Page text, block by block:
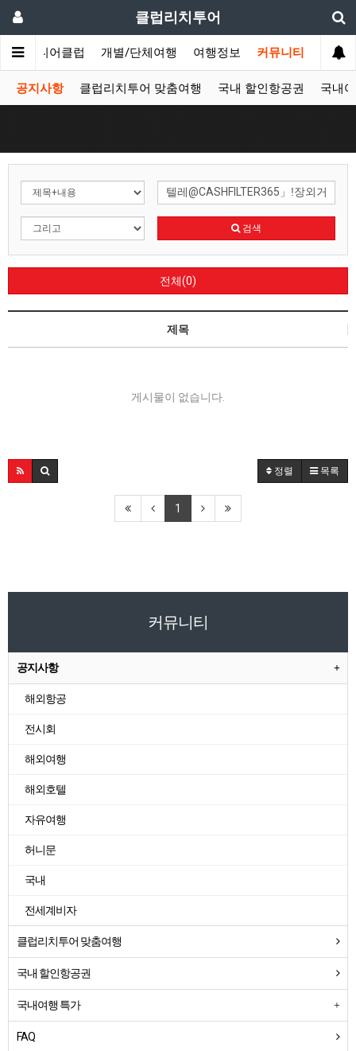
클럽리치투어
시니어클럽 개별/단체여행 여행정보 커뮤니티
공지사항 클럽리치투어 맞춤여행 국내 할인항공권 국내
검색
전체(0)
제목
게시물이 없습니다.
정렬 목록
1
커뮤니티
공지사항
해외항공
전시회
해외여행
해외호텔
자유여행
허니문
국내
전세계비자
클럽리치투어 맞춤여행
국내 할인항공권
국내여행 특가
FAQ